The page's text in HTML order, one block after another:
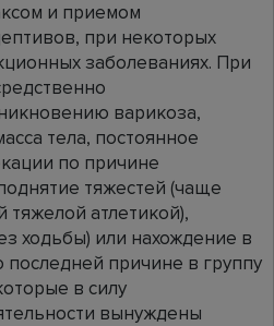
и приемом
при некоторых
заболеваниях. При
варикоза,
тела, постоянное
по причине
тяжестей (чаще
тяжелой атлетикой),
ходьбы) или нахождение в
причине в группу
в силу
вынуждены